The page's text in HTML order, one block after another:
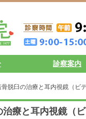
診察案内
脱臼の治療と耳内視鏡（ビ
療と耳内視鏡（